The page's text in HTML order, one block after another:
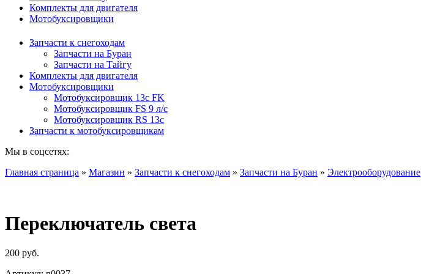
Комплекты для двигателя
Мотобуксировщики
Запчасти к снегоходам
Запчасти на Буран
Запчасти на Тайгу
Комплекты для двигателя
Мотобуксировщики
Мотобуксировщик 13c FK
Мотобуксировщик FS 9 л/с
Мотобуксировщик RS 13c
Запчасти к мотобуксировщикам
Мы в соцсетях:
Главная страница » Магазин » Запчасти к снегоходам » Запчасти на Буран » Электрооборудование
Переключатель света
200 руб.